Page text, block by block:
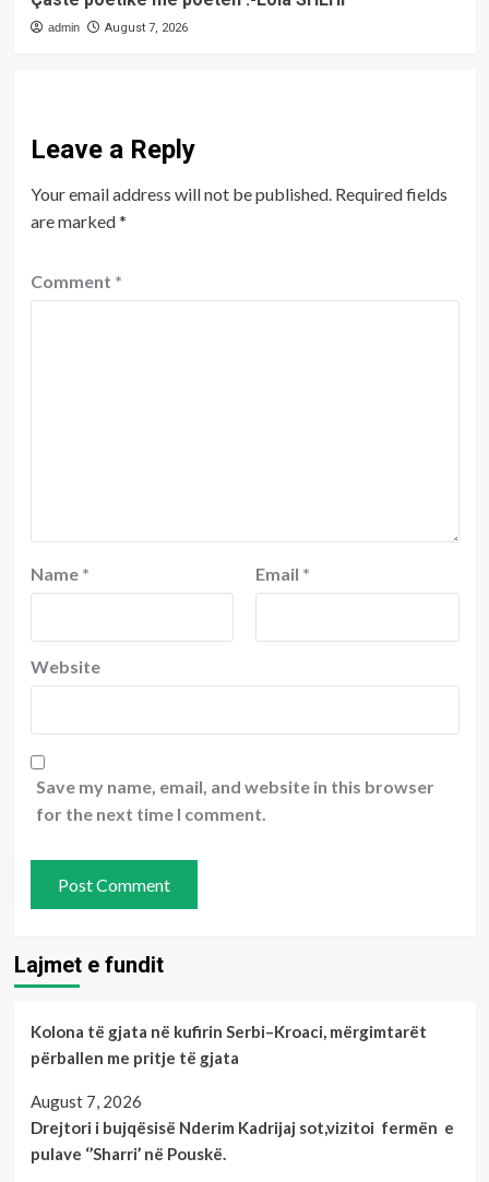
admin August 7, 2026
Leave a Reply
Your email address will not be published. Required fields
are marked*
Comment *
Name * Email *
Website
Save my name, email, and website in this browser
for the next time I comment.
Lajmet e fundit
Kolona të gjata në kufirin Serbi–Kroaci, mërgimtarët
përballen me pritje të gjata
August 7, 2026
Drejtori i bujqësisë Nderim Kadrijaj sot,vizitoi fermën e
pulave ‘’Sharri’ në Pouskë.